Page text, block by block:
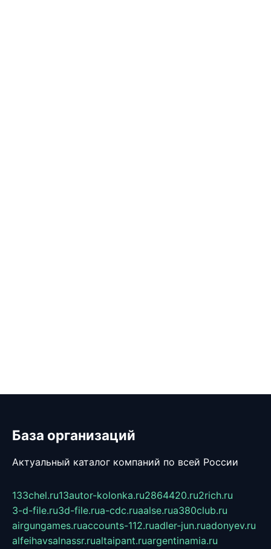
База организаций
Актуальный каталог компаний по всей России
133chel.ru13autor-kolonka.ru2864420.ru2rich.ru
3-d-file.ru3d-file.rua-cdc.ruaalse.rua380club.ru
airgungames.ruaccounts-112.ruadler-jun.ruadonyev.ru
alfeihavsalnassr.rualtaipant.ruargentinamia.ru